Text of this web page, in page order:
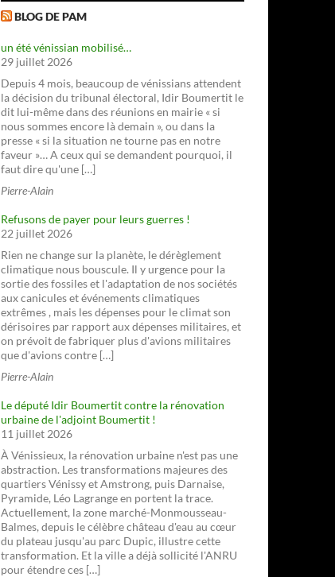
BLOG DE PAM
un été vénissian mobilisé…
29 juillet 2026
Depuis 4 mois, beaucoup de vénissians attendent
la décision du tribunal électoral, Idir Boumertit le
dit lui-même dans des réunions en mairie « si
nous sommes encore là demain », ou dans la
presse « si la situation ne tourne pas en notre
faveur »… A ceux qui se demandent pourquoi, il
faut dire qu'une […]
Pierre-Alain
Refusons de payer pour leurs guerres !
22 juillet 2026
Rien ne change sur la planète, le dérèglement
climatique nous bouscule. Il y urgence pour la
sortie des fossiles et l'adaptation de nos sociétés
aux canicules et événements climatiques
extrêmes , mais les dépenses pour le climat son
dérisoires par rapport aux dépenses militaires, et
on prévoit de fabriquer plus d'avions militaires
que d'avions contre […]
Pierre-Alain
Le député Idir Boumertit contre la rénovation
urbaine de l'adjoint Boumertit !
11 juillet 2026
À Vénissieux, la rénovation urbaine n'est pas une
abstraction. Les transformations majeures des
quartiers Vénissy et Amstrong, puis Darnaise,
Pyramide, Léo Lagrange en portent la trace.
Actuellement, la zone marché-Monmousseau-
Balmes, depuis le célèbre château d'eau au cœur
du plateau jusqu'au parc Dupic, illustre cette
transformation. Et la ville a déjà sollicité l'ANRU
pour étendre ces […]